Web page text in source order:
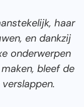
haar
en dankzij
onderwerpen
bleef de